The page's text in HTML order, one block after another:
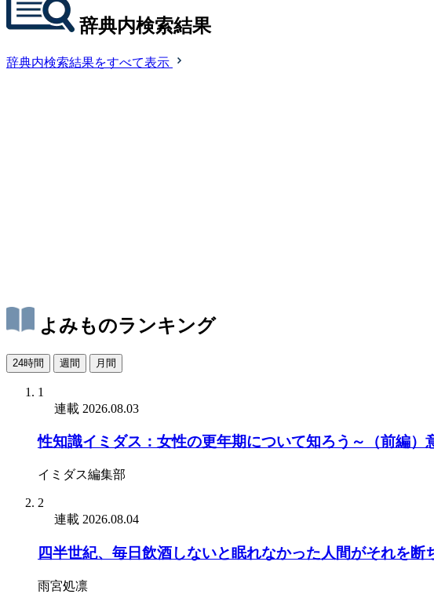
辞典内検索結果
辞典内検索結果をすべて表示
よみものランキング
24時間 週間 月間
1
連載 2026.08.03
性知識イミダス：女性の更年期について知ろう～（前編
イミダス編集部
2
連載 2026.08.04
四半世紀、毎日飲酒しないと眠れなかった人間がそれを断
雨宮処凛